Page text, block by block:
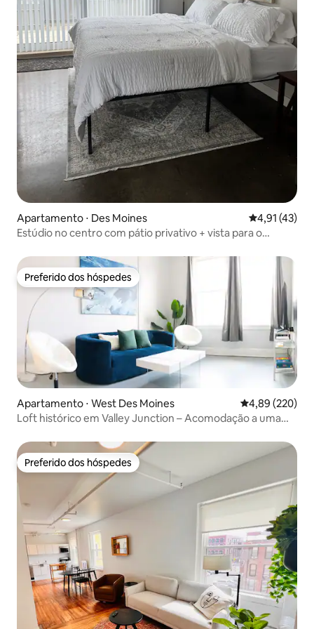
Apartamento ⋅ Des Moines 4,91 de uma
4,91 (43)
Estúdio no centro com pátio privativo + vista para o
Preferido dos hóspedes
Preferido dos hóspedes
Apartamento ⋅ West Des Moines 4,89 de uma
4,89 (220)
Loft histórico em Valley Junction – Acomodação a uma
Preferido dos hóspedes
Preferido dos hóspedes